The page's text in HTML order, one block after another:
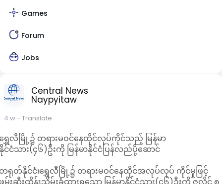
Games
Forum
Jobs
Central News
Naypyitaw
4 w- Translate
ေလီမြို့၌ တရားမဝင်နေထိုင်လုပ်ကိုင်သည့် မြန်မာ
င်ငံသား(၄၆)ဦးကို မြန်မာနိုင်ငံပြန်လည်ပို့ဆောင်
ရုတ်နိုင်ငံ၊ရွှေလီမြို့၌ တရားမဝင်နေထိုင်အလုပ်လုပ် ကိုင်မှုဖြင့်